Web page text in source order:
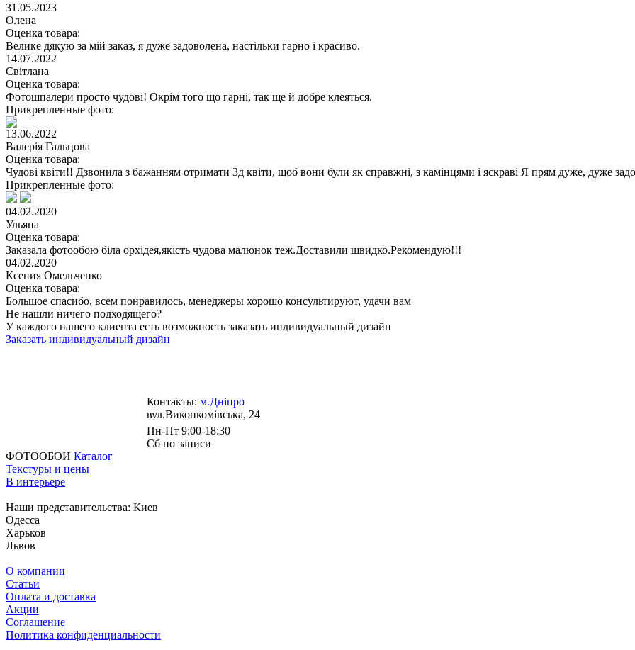
31.05.2023
Олена
Оценка товара:
Велике дякую за мій заказ, я дуже задоволена, настільки гарно і красиво.
14.07.2022
Світлана
Оценка товара:
Фотошпалери просто чудові! Окрім того що гарні, так ще й добре клеяться.
Прикрепленные фото:
13.06.2022
Валерія Гальцова
Оценка товара:
Чудові квіти!! Дзвонила з бажанням отримати 3д квіти, щоб вони були як справжні, з камінцями і яскраві Я прям дуже, дуже
Прикрепленные фото:
04.02.2020
Ульяна
Оценка товара:
Заказала фотообою біла орхідея,якість чудова малюнок теж.Доставили швидко.Рекомендую!!!
04.02.2020
Ксения Омельченко
Оценка товара:
Большое спасибо, всем понравилось, менеджеры хорошо консультируют, удачи вам
Не нашли ничего подходящего?
У каждого нашего клиента есть возможность заказать индивидуальный дизайн
Заказать индивидуальный дизайн
Контакты: м.Дніпро
вул.Виконкомівська, 24
Пн-Пт 9:00-18:30
Сб по записи
ФОТООБОИ Каталог
Текстуры и цены
В интерьере
Наши представительства: Киев
Одесса
Харьков
Львов
О компании
Статьи
Оплата и доставка
Акции
Соглашение
Политика конфиденциальности